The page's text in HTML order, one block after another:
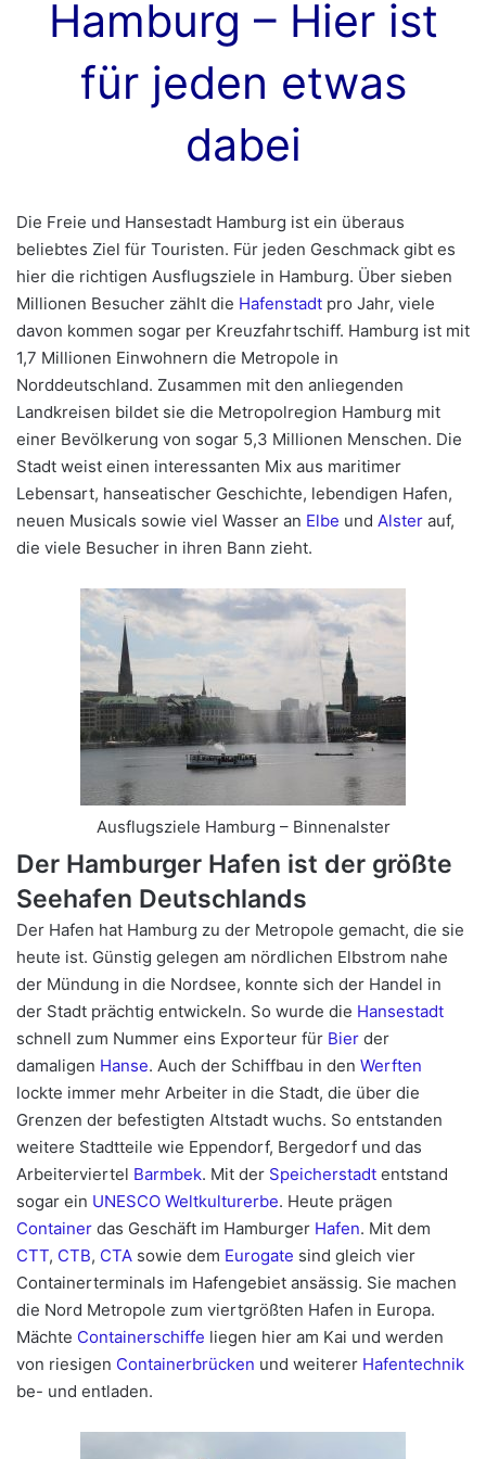
Hamburg – Hier ist
für jeden etwas
dabei
Die Freie und Hansestadt Hamburg ist ein überaus
beliebtes Ziel für Touristen. Für jeden Geschmack gibt es
hier die richtigen Ausflugsziele in Hamburg. Über sieben
Millionen Besucher zählt die Hafenstadt pro Jahr, viele
davon kommen sogar per Kreuzfahrtschiff. Hamburg ist mit
1,7 Millionen Einwohnern die Metropole in
Norddeutschland. Zusammen mit den anliegenden
Landkreisen bildet sie die Metropolregion Hamburg mit
einer Bevölkerung von sogar 5,3 Millionen Menschen. Die
Stadt weist einen interessanten Mix aus maritimer
Lebensart, hanseatischer Geschichte, lebendigen Hafen,
neuen Musicals sowie viel Wasser an Elbe und Alster auf,
die viele Besucher in ihren Bann zieht.
Ausflugsziele Hamburg – Binnenalster
Der Hamburger Hafen ist der größte
Seehafen Deutschlands
Der Hafen hat Hamburg zu der Metropole gemacht, die sie
heute ist. Günstig gelegen am nördlichen Elbstrom nahe
der Mündung in die Nordsee, konnte sich der Handel in
der Stadt prächtig entwickeln. So wurde die Hansestadt
schnell zum Nummer eins Exporteur für Bier der
damaligen Hanse. Auch der Schiffbau in den Werften
lockte immer mehr Arbeiter in die Stadt, die über die
Grenzen der befestigten Altstadt wuchs. So entstanden
weitere Stadtteile wie Eppendorf, Bergedorf und das
Arbeiterviertel Barmbek. Mit der Speicherstadt entstand
sogar ein UNESCO Weltkulturerbe. Heute prägen
Container das Geschäft im Hamburger Hafen. Mit dem
CTT, CTB, CTA sowie dem Eurogate sind gleich vier
Containerterminals im Hafengebiet ansässig. Sie machen
die Nord Metropole zum viertgrößten Hafen in Europa.
Mächte Containerschiffe liegen hier am Kai und werden
von riesigen Containerbrücken und weiterer Hafentechnik
be- und entladen.